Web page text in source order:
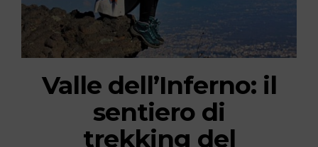
Valle dell’Inferno: il
sentiero di
trekking del